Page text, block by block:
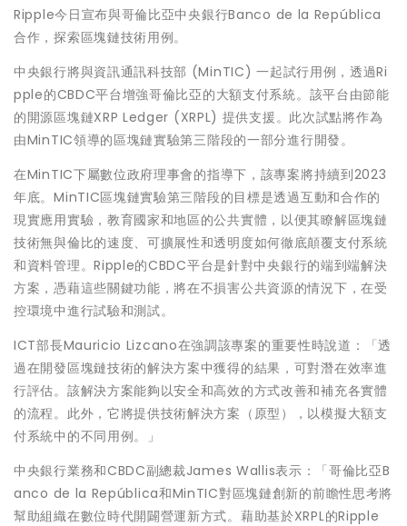
Ripple今日宣布與哥倫比亞中央銀行Banco de la República
合作，探索區塊鏈技術用例。
中央銀行將與資訊通訊科技部 (MinTIC) 一起試行用例，透過Ri
pple的CBDC平台增強哥倫比亞的大額支付系統。該平台由節能
的開源區塊鏈XRP Ledger (XRPL) 提供支援。此次試點將作為
由MinTIC領導的區塊鏈實驗第三階段的一部分進行開發。
在MinTIC下屬數位政府理事會的指導下，該專案將持續到2023
年底。MinTIC區塊鏈實驗第三階段的目標是透過互動和合作的
現實應用實驗，教育國家和地區的公共實體，以便其瞭解區塊鏈
技術無與倫比的速度、可擴展性和透明度如何徹底顛覆支付系統
和資料管理。Ripple的CBDC平台是針對中央銀行的端到端解決
方案，憑藉這些關鍵功能，將在不損害公共資源的情況下，在受
控環境中進行試驗和測試。
ICT部長Mauricio Lizcano在強調該專案的重要性時說道：「透
過在開發區塊鏈技術的解決方案中獲得的結果，可對潛在效率進
行評估。該解決方案能夠以安全和高效的方式改善和補充各實體
的流程。此外，它將提供技術解決方案（原型），以模擬大額支
付系統中的不同用例。」
中央銀行業務和CBDC副總裁James Wallis表示：「哥倫比亞B
anco de la República和MinTIC對區塊鏈創新的前瞻性思考將
幫助組織在數位時代開闢營運新方式。藉助基於XRPL的Ripple